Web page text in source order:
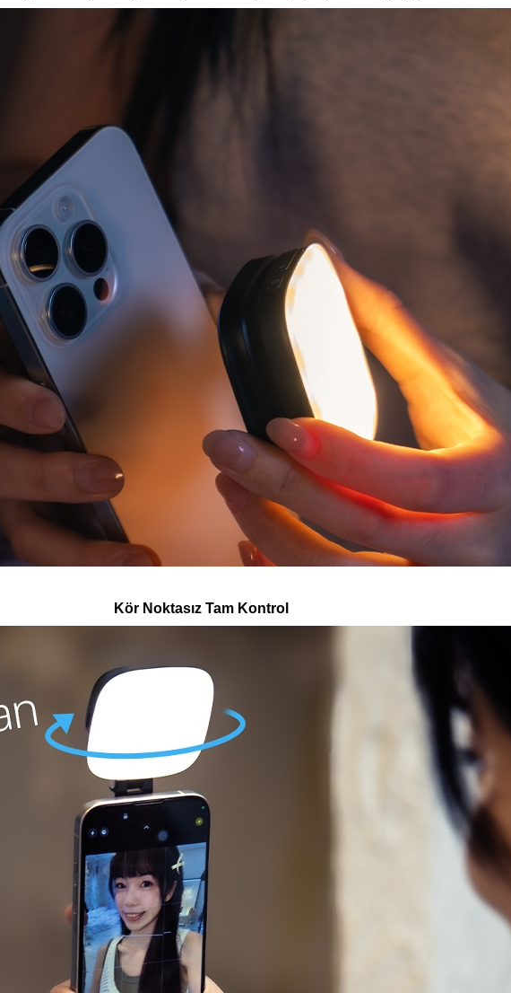
Kör Noktasız Tam Kontrol